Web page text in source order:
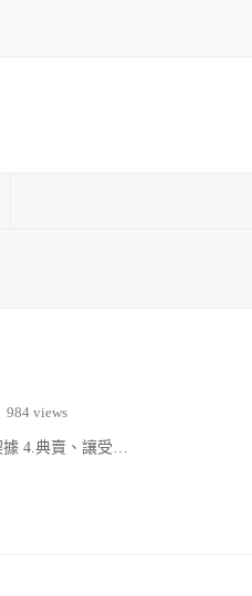
984 views
據 4.典賣、讓受…